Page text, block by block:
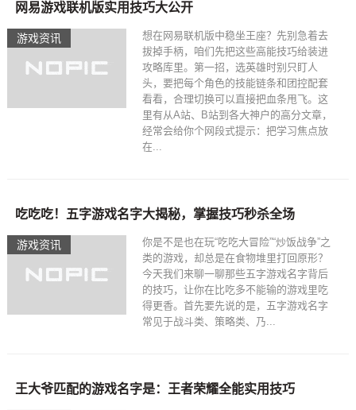
游戏资讯
网易游戏联机版实用技巧大公开
想在网易联机版中稳坐王座？先别急着去
拔掉手柄，咱们先把这些高能技巧给装进
攻略库里。第一招，选英雄时别只盯人
头，要把每个角色的技能链条和团控配套
看看，合理切换可以直接把血条甩飞。这
里有从A站、B站到各大神户的高分文章，
经常会给你个网段式提示：把学习焦点放
在...
游戏资讯
吃吃吃！五字游戏名字大揭秘，掌握技巧秒杀全场
你是不是也在玩“吃吃大冒险”“炒饭战争”之
类的游戏，却总是在食物堆里打回原形？
今天我们来聊一聊那些五字游戏名字背后
的技巧，让你在比吃多不能输的游戏里吃
得更香。首先要先说的是，五字游戏名字
常见于战斗类、策略类、乃...
王大爷匹配的游戏名字是：王者荣耀全能实用技巧